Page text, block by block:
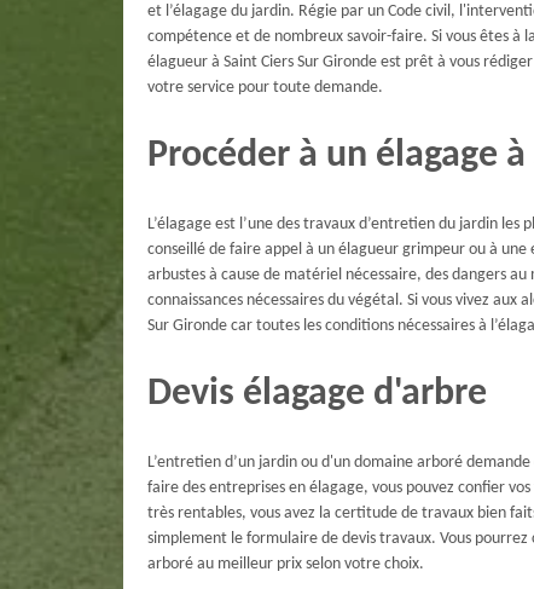
et l’élagage du jardin. Régie par un Code civil,
compétence et de nombreux savoir-faire. Si vous êtes à
élagueur à Saint Ciers Sur Gironde est prêt à vous
votre service pour toute demande.
Procéder à un élagage
L’élagage est l’une des travaux d’entretien du jardin les
conseillé de faire appel à un élagueur grimpeur ou à
arbustes à cause de matériel nécessaire, des dangers
connaissances nécessaires du végétal. Si vous vivez
Sur Gironde car toutes les conditions nécessaires à
Devis élagage d'arbre
L’entretien d’un jardin ou d'un domaine arboré
faire des entreprises en élagage, vous pouvez confier
très rentables, vous avez la certitude de travaux bien
simplement le formulaire de devis travaux. Vous
arboré au meilleur prix selon votre choix.